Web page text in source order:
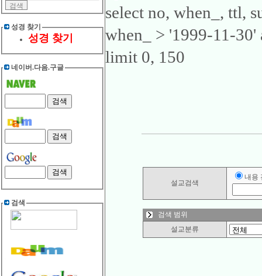
성경 찾기
성경 찾기
네이버.다음.구글
검색
select no, when_, ttl,
when_ > '1999-11-
limit 0, 150
설교검색
내용
검색 범위
설교분류